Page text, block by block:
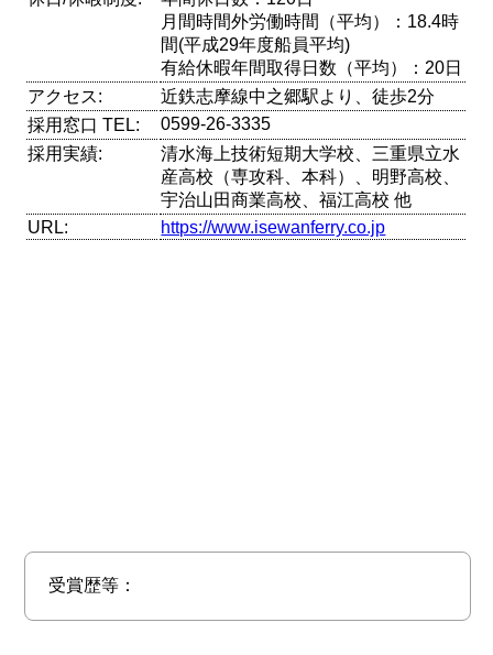
月間時間外労働時間（平均）：18.4時
間(平成29年度船員平均)
有給休暇年間取得日数（平均）：20日
アクセス:
近鉄志摩線中之郷駅より、徒歩2分
採用窓口 TEL:
0599‐26‐3335
採用実績:
清水海上技術短期大学校、三重県立水
産高校（専攻科、本科）、明野高校、
宇治山田商業高校、福江高校 他
URL:
https://www.isewanferry.co.jp
受賞歴等：